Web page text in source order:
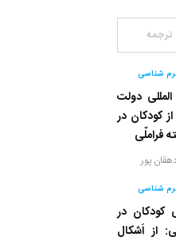
ترجمه
شناسی
دولت
کودکان در
فراملّی
پور
شناسی
کودکان در
از اَشکال